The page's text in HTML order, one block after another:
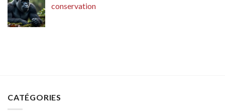
conservation
CATÉGORIES